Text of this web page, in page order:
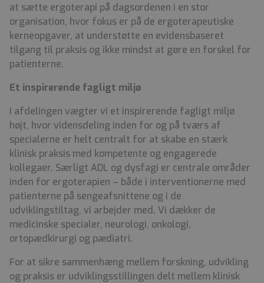
at sætte ergoterapi på dagsordenen i en stor
organisation, hvor fokus er på de ergoterapeutiske
kerneopgaver, at understøtte en evidensbaseret
tilgang til praksis og ikke mindst at gøre en forskel for
patienterne.
Et inspirerende fagligt miljø
I afdelingen vægter vi et inspirerende fagligt miljø
højt, hvor vidensdeling inden for og på tværs af
specialerne er helt centralt for at skabe en stærk
klinisk praksis med kompetente og engagerede
kollegaer. Særligt ADL og dysfagi er centrale områder
inden for ergoterapien – både i interventionerne med
patienterne på sengeafsnittene og i de
udviklingstiltag, vi arbejder med. Vi dækker de
medicinske specialer, neurologi, onkologi,
ortopædkirurgi og pædiatri.
For at sikre sammenhæng mellem forskning, udvikling
og praksis er udviklingsstillingen delt mellem klinisk